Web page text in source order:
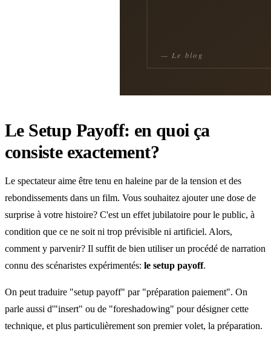
Le Setup Payoff: en quoi ça
consiste exactement?
Le spectateur aime être tenu en haleine par de la tension et des
rebondissements dans un film. Vous souhaitez ajouter une dose de
surprise à votre histoire? C'est un effet jubilatoire pour le public, à
condition que ce ne soit ni trop prévisible ni artificiel. Alors,
comment y parvenir? Il suffit de bien utiliser un procédé de narration
connu des scénaristes expérimentés: le setup payoff.
On peut traduire "setup payoff" par "préparation paiement". On
parle aussi d'"insert" ou de "foreshadowing" pour désigner cette
technique, et plus particulièrement son premier volet, la préparation.